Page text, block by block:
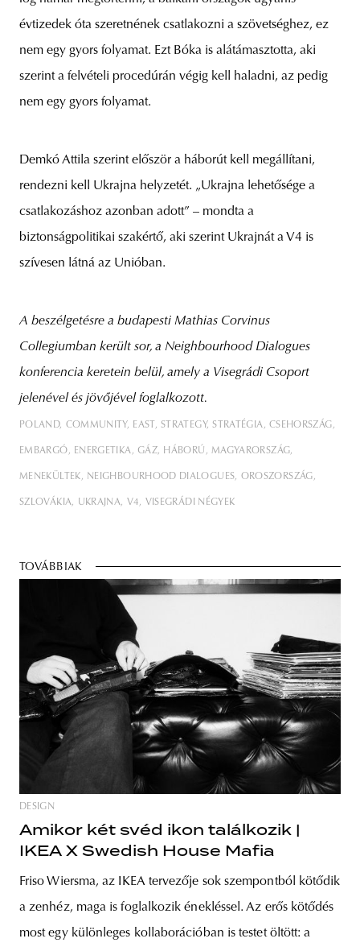
évtizedek óta szeretnének csatlakozni a szövetséghez, ez
nem egy gyors folyamat. Ezt Bóka is alátámasztotta, aki
szerint a felvételi procedúrán végig kell haladni, az pedig
nem egy gyors folyamat.
Demkó Attila szerint először a háborút kell megállítani,
rendezni kell Ukrajna helyzetét. „Ukrajna lehetősége a
csatlakozáshoz azonban adott” – mondta a
biztonságpolitikai szakértő, aki szerint Ukrajnát a V4 is
szívesen látná az Unióban.
A beszélgetésre a budapesti Mathias Corvinus
Collegiumban került sor, a Neighbourhood Dialogues
konferencia keretein belül, amely a Visegrádi Csoport
jelenével és jövőjével foglalkozott.
POLAND COMMUNITY EAST STRATEGY STRATÉGIA CSEHORSZÁG
EMBARGÓ ENERGETIKA GÁZ HÁBORÚ MAGYARORSZÁG
MENEKÜLTEK NEIGHBOURHOOD DIALOGUES OROSZORSZÁG
SZLOVÁKIA UKRAJNA V4 VISEGRÁDI NÉGYEK
TOVÁBBIAK
DESIGN
Amikor két svéd ikon találkozik |
IKEA X Swedish House Mafia
Friso Wiersma, az IKEA tervezője sok szempontból kötődik
a zenhéz, maga is foglalkozik énekléssel. Az erős kötődés
most egy különleges kollaborációban is testet öltött: a